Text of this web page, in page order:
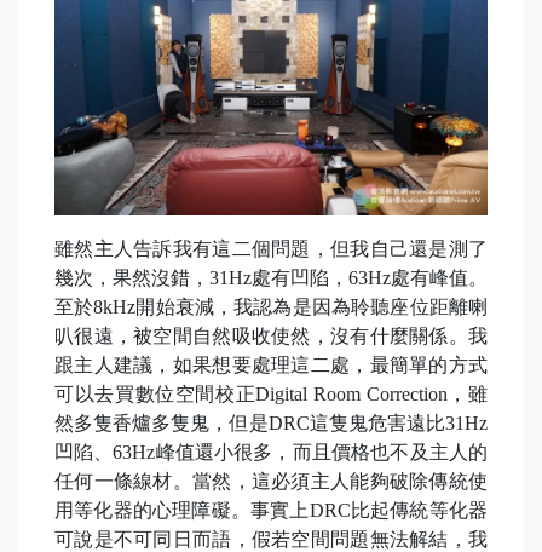
雖然主人告訴我有這二個問題，但我自己還是測了
幾次，果然沒錯，31Hz處有凹陷，63Hz處有峰值。
至於8kHz開始衰減，我認為是因為聆聽座位距離喇
叭很遠，被空間自然吸收使然，沒有什麼關係。我
跟主人建議，如果想要處理這二處，最簡單的方式
可以去買數位空間校正Digital Room Correction，雖
然多隻香爐多隻鬼，但是DRC這隻鬼危害遠比31Hz
凹陷、63Hz峰值還小很多，而且價格也不及主人的
任何一條線材。當然，這必須主人能夠破除傳統使
用等化器的心理障礙。事實上DRC比起傳統等化器
可說是不可同日而語，假若空間問題無法解結，我